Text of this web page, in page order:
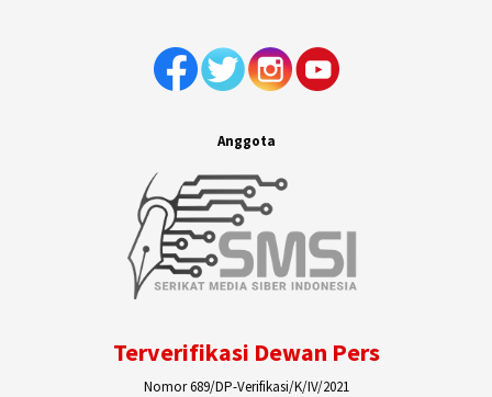
Anggota
Terverifikasi Dewan Pers
Nomor 689/DP-Verifikasi/K/IV/2021